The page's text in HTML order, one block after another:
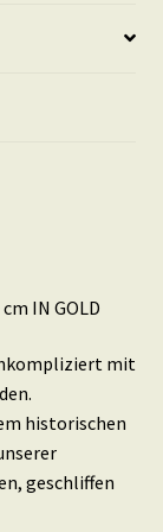
IN GOLD
mit
historischen
geschliffen